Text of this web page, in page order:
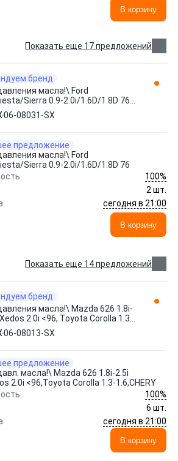
В корзину
Показать еще 17 предложений
бренд
масла!\ Ford
Sierra 0.9-2.0i/1.6D/1.8D 76
SX STELLOX
06-08031-SX
предложение
масла!\ Ford
Sierra 0.9-2.0i/1.6D/1.8D 76
100%
2 шт.
сегодня в 21:00
В корзину
Показать еще 14 предложений
бренд
масла!\ Mazda 626 1.8i-
2.0i <96, Toyota Corolla 1.3-
SX STELLOX
06-08013-SX
предложение
масла!\ Mazda 626 1.8i-2.5i
2.0i <96,Toyota Corolla 1.3-1.6,CHERY
100%
6 шт.
сегодня в 21:00
В корзину